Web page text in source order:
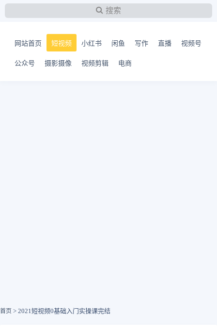
搜索
网站首页 短视频 小红书 闲鱼 写作 直播 视频号
公众号 摄影摄像 视频剪辑 电商
首页 > 2021短视频0基础入门实操课完结